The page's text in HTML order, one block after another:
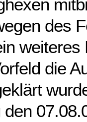
des
weiteres
die